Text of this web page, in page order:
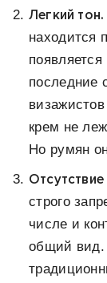
Легкий тон.
находится
последние
крем не
Но румян
строго
числе и
общий вид.